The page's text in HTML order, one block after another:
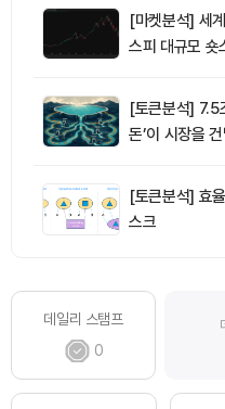
[마켓분석] 세
스피 대규모 숏
[토큰분석] 7.5
돈’이 시장을
[토큰분석] 효
스크
데일리 스탬프
0